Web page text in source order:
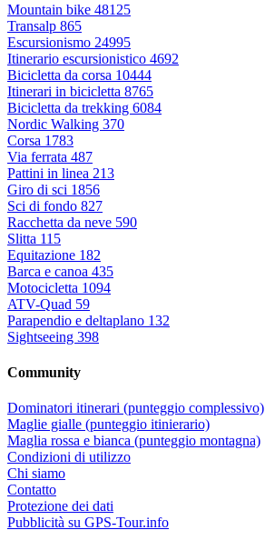
Mountain bike 48125
Transalp 865
Escursionismo 24995
Itinerario escursionistico 4692
Bicicletta da corsa 10444
Itinerari in bicicletta 8765
Bicicletta da trekking 6084
Nordic Walking 370
Corsa 1783
Via ferrata 487
Pattini in linea 213
Giro di sci 1856
Sci di fondo 827
Racchetta da neve 590
Slitta 115
Equitazione 182
Barca e canoa 435
Motocicletta 1094
ATV-Quad 59
Parapendio e deltaplano 132
Sightseeing 398
Community
Dominatori itinerari (punteggio complessivo)
Maglie gialle (punteggio itinierario)
Maglia rossa e bianca (punteggio montagna)
Condizioni di utilizzo
Chi siamo
Contatto
Protezione dei dati
Pubblicità su GPS-Tour.info